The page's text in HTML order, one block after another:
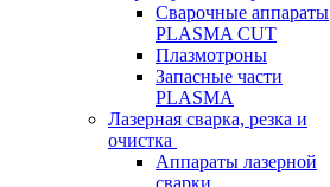
Сварочные аппараты
PLASMA CUT
Плазмотроны
Запасные части
PLASMA
Лазерная сварка, резка и
очистка
Аппараты лазерной
сварки